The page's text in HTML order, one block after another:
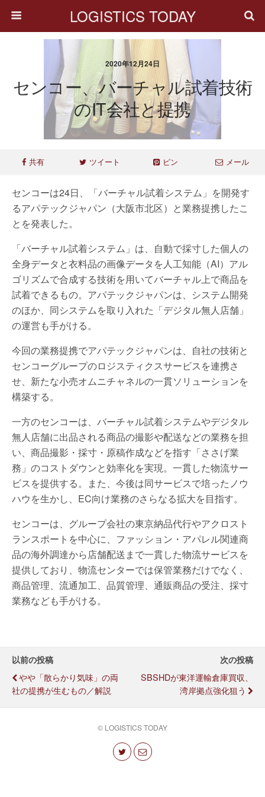
LOGISTICS TODAY
2020年12月24日
センコー、バーチャル試着技術
のIT会社と提携
共有 ツイート ピン メール
センコーは24日、「バーチャル試着システム」を開発す
るアパテックジャパン（大阪市北区）と業務提携したこ
とを発表した。
「バーチャル試着システム」は、自動で採寸した個人の
全身データと衣料品の画像データを人工知能（AI）アル
ゴリズムで合成する技術を用いてバーチャル上で商品を
試着できるもの。アパテックジャパンは、システム開発
のほか、同システムを取り入れた「デジタル無人店舗」
の運営も手がける。
今回の業務提携でアパテックジャパンは、自社の技術と
センコーグループのロジスティクスサービスを連携さ
せ、新たな小売オムニチャネルの一貫ソリューションを
構築する。
一方のセンコーは、バーチャル試着システムやデジタル
無人店舗に出品される商品の撮影や配送などの業務を担
い、商品撮影・採寸・原稿作成などを指す「ささげ業
務」のコストダウンと効率化を実現。一貫した物流サー
ビスを提供する。また、今後は同サービスで培ったノウ
ハウを生かし、EC向け業務のさらなる拡大を目指す。
センコーは、グループ会社の東京納品代行やアクロスト
ランスポートを中心に、ファッション・アパレル関連商
品の海外調達から店舗配送まで一貫した物流サービスを
提供しており、物流センターでは保管業務だけでなく、
商品管理、流通加工、品質管理、通販商品の受注、採寸
業務なども手がける。
以前の投稿
やや「散らかり気味」の両
社の提携が生むもの／解説
次の投稿
SBSHDが東洋運輸倉庫買収、
湾岸拠点強化狙う
© LOGISTICS TODAY